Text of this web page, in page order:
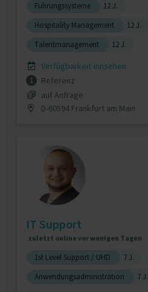
Führungssysteme
12 J.
Hospitality Management
12 J.
Talentmanagement
12 J.
Verfügbarkeit einsehen
1
Referenz
auf Anfrage
D-60594 Frankfurt am Main
IT Support
zuletzt online vor wenigen Tagen
1st Level Support / UHD
7 J.
Anwendungsadministration
7 J.